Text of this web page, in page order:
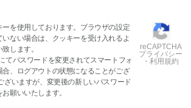
を使用しております。ブラウザの設定
ない場合は、クッキーを受け入れるよ
します。
てパスワードを変更されてスマートフォ
合、ログアウトの状態になることがござ
ざいますが、変更後の新しいパスワード
願いいたします。
reCAPTCHA
プライバシー
・利用規約